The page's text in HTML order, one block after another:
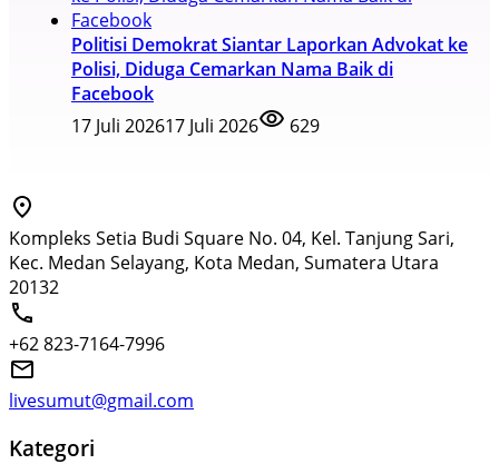
Politisi Demokrat Siantar Laporkan Advokat ke
Polisi, Diduga Cemarkan Nama Baik di
Facebook
17 Juli 202617 Juli 2026 629
Kompleks Setia Budi Square No. 04, Kel. Tanjung Sari,
Kec. Medan Selayang, Kota Medan, Sumatera Utara
20132
+62 823-7164-7996
livesumut@gmail.com
Kategori